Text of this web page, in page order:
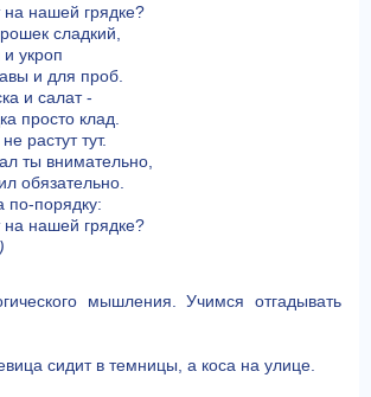
на нашей грядке?
сладкий,
укроп
и для проб.
и салат -
просто клад.
растут тут.
ты внимательно,
обязательно.
по-порядку:
на нашей грядке?
мышления. Учимся отгадывать
сидит в темницы, а коса на улице.